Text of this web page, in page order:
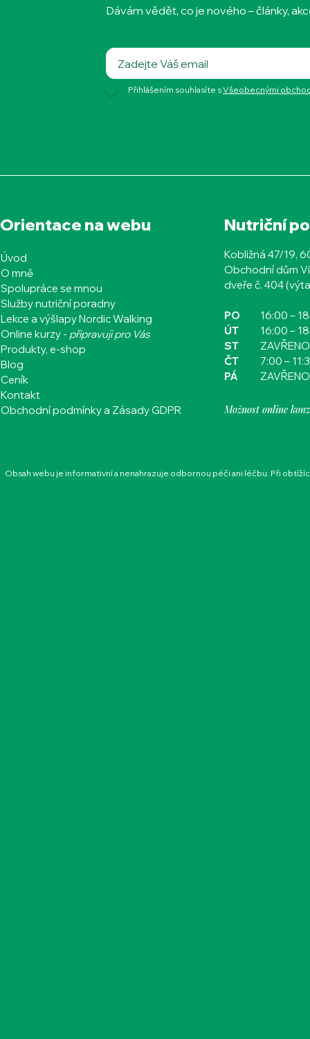
Dávám vědět, co je nového – články,
Přihlášením souhlasíte sVšeobecnými
Orientace na webu
Úvod
O mně
Spolupráce se mnou
Služby nutriční poradny
Lekce a výšlapy Nordic Walking
Online kurzy - připravuji pro Vás
Produkty, e-shop
Blog
Ceník
Kontakt
Obchodní podmínky a Zásady GDPR
Nutriční
Kobližná 47/19,
Obchodní dům
dveře č. 404
16:00 –
16:00 –
ZAVŘENO
7:00 –
ZAVŘENO
PO
ÚT
ST
ČT​​​​
PÁ
Možnost online
Obsah webu je informativní a nenahrazuje odbornou péči ani léčbu. Při